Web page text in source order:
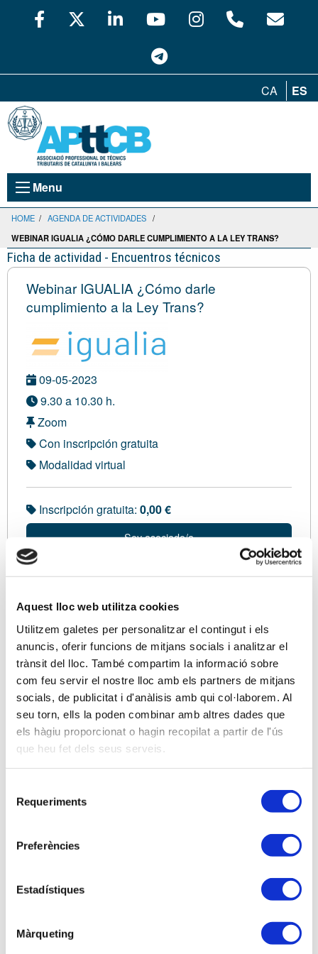
Aquest lloc web utilitza cookies
Utilitzem galetes per personalitzar el contingut i els
anuncis, oferir funcions de mitjans socials i analitzar el
trànsit del lloc. També compartim la informació sobre
com feu servir el nostre lloc amb els partners de mitjans
socials, de publicitat i d'anàlisis amb qui col·laborem. Al
seu torn, ells la poden combinar amb altres dades que
els hàgiu proporcionat o hagin recopilat a partir de l'ús
que heu fet dels seus serveis.
Requeriments
Preferències
Estadístiques
Màrqueting
CA ES
Menu
HOME / AGENDA DE ACTIVIDADES /
WEBINAR IGUALIA ¿CÓMO DARLE CUMPLIMIENTO A LA LEY TRANS?
Ficha de actividad - Encuentros técnicos
Webinar IGUALIA ¿Cómo darle
cumplimiento a la Ley Trans?
09-05-2023
9.30 a 10.30 h.
Zoom
Con inscripción gratuita
Modalidad virtual
Inscripción gratuita: 0,00 €
Soy asociado/a
Inscripción VIRTUAL
Ponentes
Guillem Pedragosa – CEO / Cristina Maestre –
Gerente / Lels Granado – Responsable territorial
Descripción
La Ley 4/2023, para la igualdad real y efectiva de las
personas trans y para la garantía de los derechos de
las personas LGTBI, nos exige garantizar la igualdad
de trato y de oportunidades y prevenir, corregir y
del colectivo LGTBI.
unplazo de 12 meses
a partir del 1 de marzo de
implementar medidas específicas
dirigidas a este fin; medidas que deberán ser
negociadas con la RLT.